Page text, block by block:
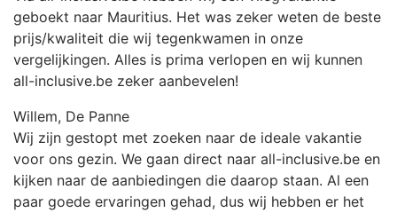
geboekt naar Mauritius. Het was zeker weten de beste
prijs/kwaliteit die wij tegenkwamen in onze
vergelijkingen. Alles is prima verlopen en wij kunnen
all-inclusive.be zeker aanbevelen!
Willem, De Panne
Wij zijn gestopt met zoeken naar de ideale vakantie
voor ons gezin. We gaan direct naar all-inclusive.be en
kijken naar de aanbiedingen die daarop staan. Al een
paar goede ervaringen gehad, dus wij hebben er het